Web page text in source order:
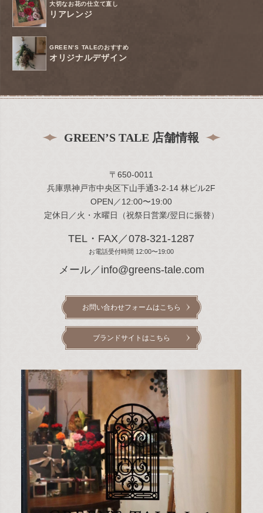
大切なお花の仕立て直し
リアレンジ
GREEN’S TALEのおすすめ
オリジナルデザイン
GREEN’S TALE 店舗情報
〒650-0011
兵庫県神戸市中央区下山手通3-2-14 林ビル2F
OPEN／12:00〜19:00
定休日／火・水曜日（祝祭日営業/翌日に振替）
TEL・FAX／078-321-1287
お電話受付時間 12:00〜19:00
メール／info@greens-tale.com
お問い合わせフォームはこちら
ブランドサイトはこちら